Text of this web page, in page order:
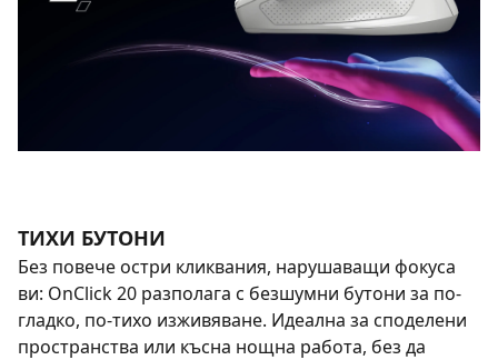
ТИХИ БУТОНИ
Без повече остри кликвания, нарушаващи фокуса
ви: OnClick 20 разполага с безшумни бутони за по-
гладко, по-тихо изживяване. Идеална за споделени
пространства или късна нощна работа, без да